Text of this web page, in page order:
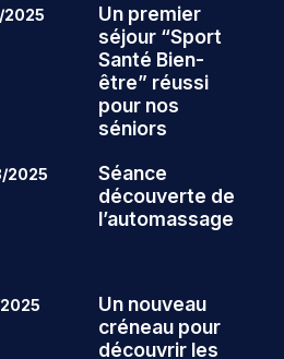
2025
Un premier
séjour “Sport
Santé Bien-
être” réussi
pour nos
séniors
2025
Séance
découverte de
l’automassage
Un nouveau
créneau pour
découvrir les